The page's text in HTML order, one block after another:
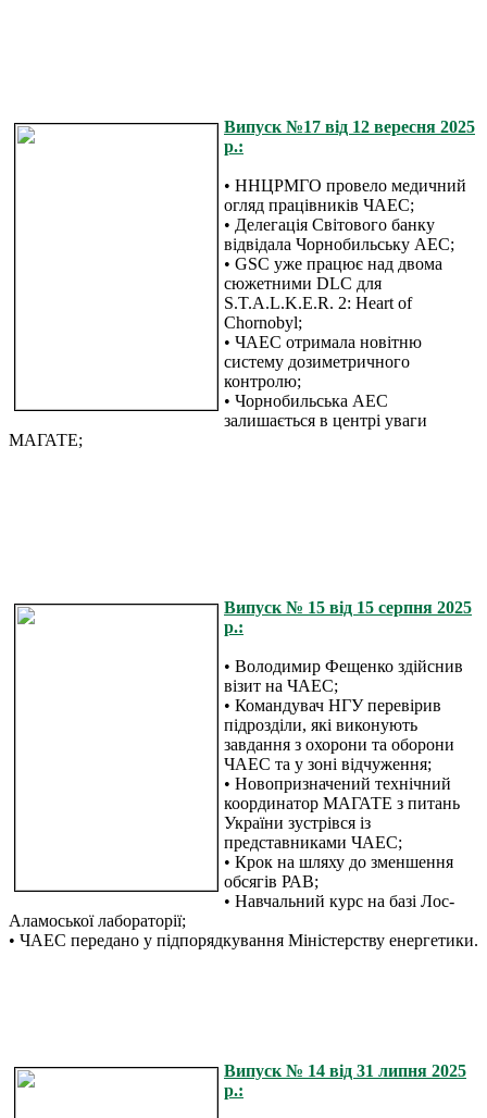
Випуск №17 від 12 вересня 2025
р.:
• ННЦРМГО провело медичний
огляд працівників ЧАЕС;
• Делегація Світового банку
відвідала Чорнобильську АЕС;
• GSC уже працює над двома
сюжетними DLC для
S.T.A.L.K.E.R. 2: Heart of
Chornobyl;
• ЧАЕС отримала новітню
систему дозиметричного
контролю;
• Чорнобильська АЕС
залишається в центрі уваги
МАГАТЕ;
Випуск № 15 від 15 серпня 2025
р.:
• Володимир Фещенко здійснив
візит на ЧАЕС;
• Командувач НГУ перевірив
підрозділи, які виконують
завдання з охорони та оборони
ЧАЕС та у зоні відчуження;
• Новопризначений технічний
координатор МАГАТЕ з питань
України зустрівся із
представниками ЧАЕС;
• Крок на шляху до зменшення
обсягів РАВ;
• Навчальний курс на базі Лос-
Аламоської лабораторії;
• ЧAЕС передано у підпорядкування Міністерству енергетики.
Випуск № 14 від 31 липня 2025
р.: